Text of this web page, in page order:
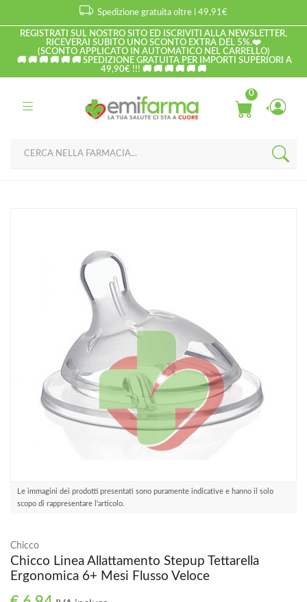
Spedizione gratuita oltre i 49,91€
REGISTRATI SUL NOSTRO SITO ED ISCRIVITI ALLA NEWSLETTER,
RICEVERAI SUBITO UNO SCONTO EXTRA DEL 5%.❤️
(SCONTO APPLICATO IN AUTOMATICO NEL CARRELLO)
🚚 🚚 🚚 🚚 🚚 🚚 SPEDIZIONE GRATUITA PER IMPORTI SUPERIORI A
49,90€ !!! 🚚 🚚 🚚 🚚 🚚 🚚
0
Le immagini dei prodotti presentati sono puramente indicative e hanno il solo
scopo di rappresentare l'articolo.
Chicco
Chicco Linea Allattamento Stepup Tettarella
Ergonomica 6+ Mesi Flusso Veloce